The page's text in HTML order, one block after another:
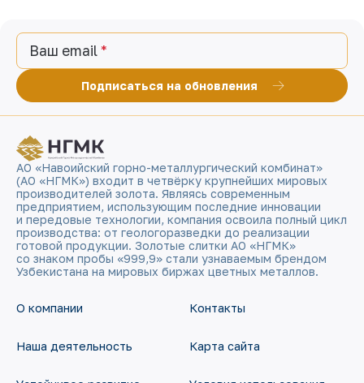
Ваш email
Подписаться на обновления
АО «Навоийский горно-металлургический комбинат»
(АО «НГМК») входит в четвёрку крупнейших мировых
производителей золота. Являясь современным
предприятием, использующим последние инновации
и передовые технологии, компания освоила полный цикл
производства: от геологоразведки до реализации
готовой продукции. Золотые слитки АО «НГМК»
со знаком пробы «999,9» стали узнаваемым брендом
Узбекистана на мировых биржах цветных металлов.
О компании
Наша деятельность
Контакты
Карта сайта